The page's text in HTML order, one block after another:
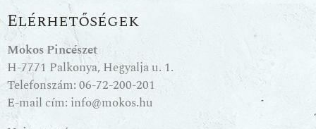
Elérhetőségek
Mokos Pincészet
H-7771 Palkonya, Hegyalja u. 1.
Telefonszám:06-72-200-201
E-mail cím: info@mokos.hu